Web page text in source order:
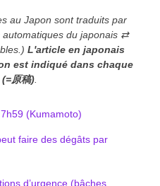
au Japon sont traduits par
du japonais ⇄
L'article en japonais
est indiqué dans chaque
原稿)
(Kumamoto)
faire des dégâts par
d’urgence (bâches